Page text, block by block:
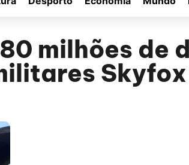
milhões de